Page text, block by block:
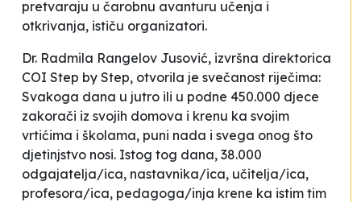
pretvaraju u čarobnu avanturu učenja i
otkrivanja, ističu organizatori.
Dr. Radmila Rangelov Jusović, izvršna direktorica
COI Step by Step, otvorila je svečanost riječima:
Svakoga dana u jutro ili u podne 450.000 djece
zakorači iz svojih domova i krenu ka svojim
vrtićima i školama, puni nada i svega onog što
djetinjstvo nosi. Istog tog dana, 38.000
odgajatelja/ica, nastavnika/ica, učitelja/ica,
profesora/ica, pedagoga/inja krene ka istim tim